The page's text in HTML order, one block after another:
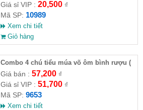
Giá sỉ VIP : 20,500₫
Mã SP: 10989
Xem chi tiết
Giỏ hàng
Combo 4 chú tiểu múa võ ôm bình rượu (
HĐ )
Giá bán : 57,200₫
Giá sỉ VIP : 51,700₫
Mã SP: 9653
Xem chi tiết